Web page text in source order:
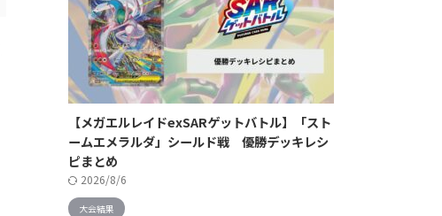
【メガエルレイドexSARゲットバトル】「スト
ームエメラルダ」シールド戦 優勝デッキレシ
ピまとめ
2026/8/6
大会結果